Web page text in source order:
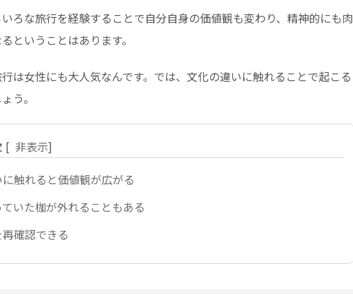
ろな旅行を経験することで自分自身の価値観も変わり、精神的にも肉
ということはあります。
は女性にも大人気なんです。では、文化の違いに触れることで起こる
う。
[ 非表示]
触れると価値観が広がる
いた枷が外れることもある
再確認できる